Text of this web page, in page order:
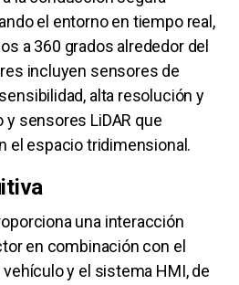
el entorno en tiempo real,
a 360 grados alrededor del
incluyen sensores de
alta resolución y
sensores LiDAR que
el espacio tridimensional.
una interacción
en combinación con el
y el sistema HMI, de